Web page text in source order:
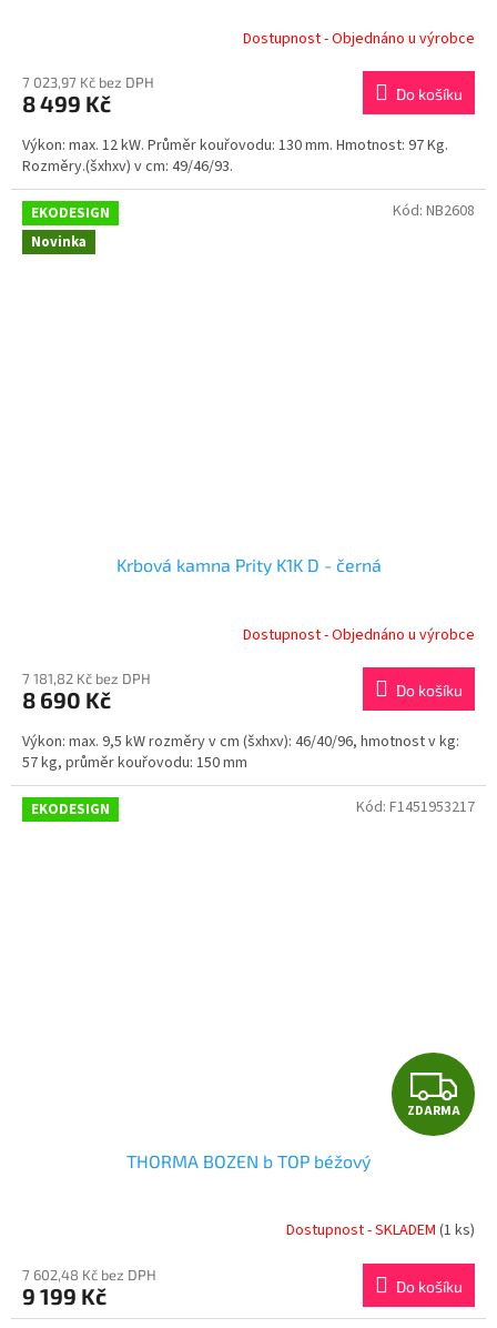
Dostupnost - Objednáno u výrobce
7 023,97 Kč bez DPH
8 499 Kč Do košíku
Výkon: max. 12 kW. Průměr kouřovodu: 130 mm. Hmotnost: 97 Kg.
Rozměry.(šxhxv) v cm: 49/46/93.
EKODESIGN
Novinka
Krbová kamna Prity K1K D - černá
Dostupnost - Objednáno u výrobce
7 181,82 Kč bez DPH
8 690 Kč Do košíku
Výkon: max. 9,5 kW rozměry v cm (šxhxv): 46/40/96, hmotnost v kg:
57 kg, průměr kouřovodu: 150 mm
Kód: NB2608
EKODESIGN
Z
D
R
M
ZDARMA
THORMA BOZEN b TOP béžový
Dostupnost - SKLADEM (1 ks)
7 602,48 Kč bez DPH
9 199 Kč Do košíku
Kód: F1451953217